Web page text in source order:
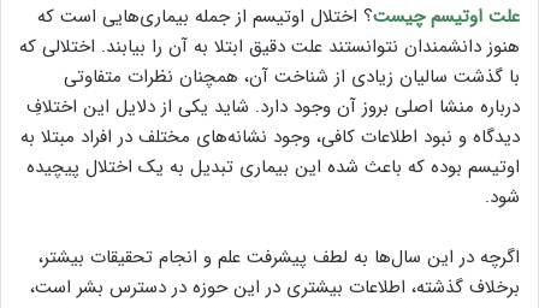
علت اوتیسم چیست؟ اختلال اوتیسم از جمله بیماری‌هایی است که
هنوز دانشمندان نتوانستند علت دقیق ابتلا به آن را بیابند. اختلالی که
با گذشت سالیان زیادی از شناخت آن، همچنان نظرات متفاوتی
درباره منشا اصلی بروز آن وجود دارد. شاید یکی از دلایل این اختلافِ
دیدگاه و نبود اطلاعات کافی، وجود نشانه‌های مختلف در افراد مبتلا به
اوتیسم بوده که باعث شده این بیماری تبدیل به یک اختلال پیچیده
شود.
اگرچه در این سال‌ها به لطف پیشرفت علم و انجام تحقیقات بیشتر،
برخلاف گذشته، اطلاعات بیشتری در این حوزه در دسترس بشر است،